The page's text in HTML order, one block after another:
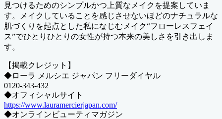
見つけるためのシンプルかつ上質なメイクを提案していま
す。メイクしていることを感じさせないほどのナチュラルな
肌づくりを起点とした私になじむメイク“フローレスフェイ
ス”でひとりひとりの女性が持つ本来の美しさを引き出しま
す。
【掲載クレジット】
◆ローラ メルシエ ジャパン フリーダイヤル
0120-343-432
◆オフィシャルサイト
https://www.lauramercierjapan.com/
◆オンラインビューティマガジン